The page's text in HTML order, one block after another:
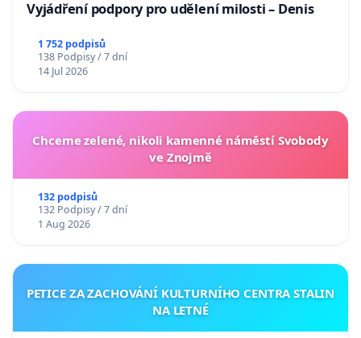
Vyjádření podpory pro udělení milosti – Denis
1 752 podpisů
138 Podpisy / 7 dní
14 Jul 2026
Chceme zelené, nikoli kamenné náměstí Svobody
ve Znojmě
132 podpisů
132 Podpisy / 7 dní
1 Aug 2026
PETICE ZA ZACHOVÁNÍ KULTURNÍHO CENTRA STALIN
NA LETNÉ